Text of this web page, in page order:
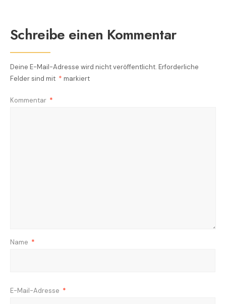
Schreibe einen Kommentar
Deine E-Mail-Adresse wird nicht veröffentlicht. Erforderliche
Felder sind mit * markiert
Kommentar *
Name *
E-Mail-Adresse *